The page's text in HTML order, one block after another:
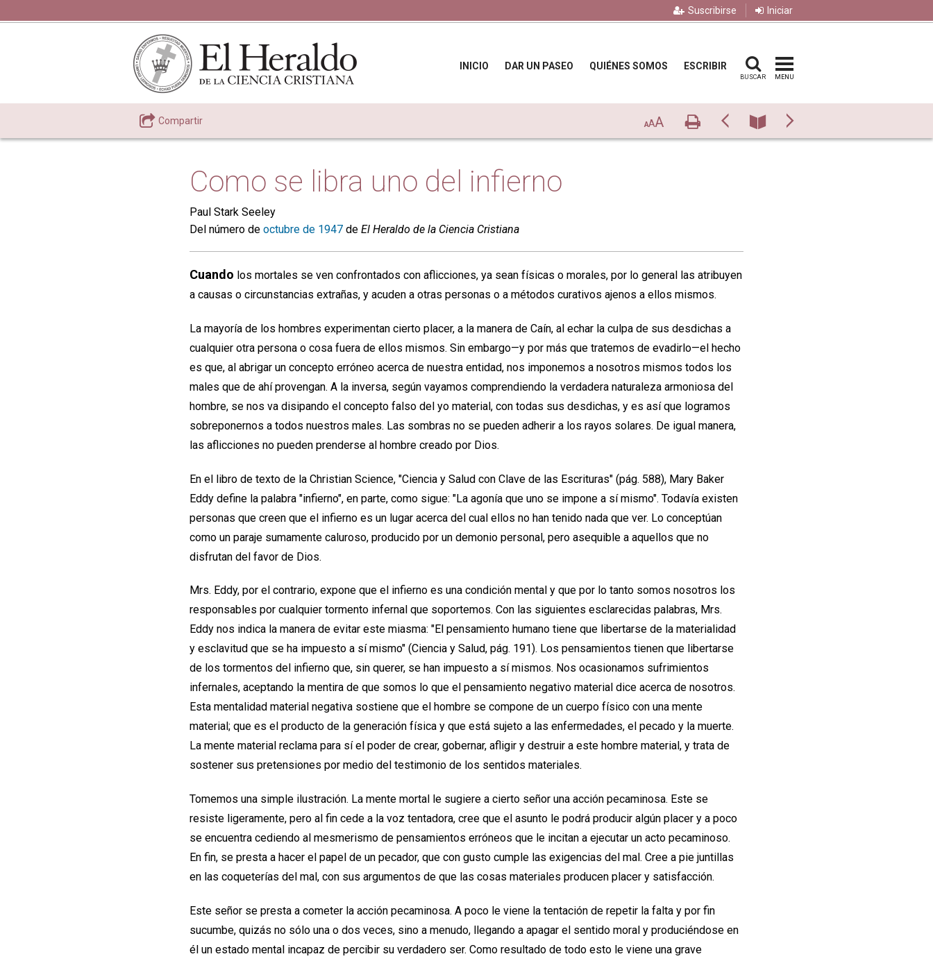
Suscribirse Iniciar
INICIO DAR UN PASEO QUIÉNES SOMOS ESCRIBIR
BUSCAR MENU
Compartir AAA ImprimirPrevio NúmeroSiguiente
Como se libra uno del infierno
Paul Stark Seeley
Del número de octubre de 1947 de El Heraldo de la Ciencia Cristiana
Cuando los mortales se ven confrontados con aflicciones, ya sean físicas o morales, por lo general las atribuyen
a causas o circunstancias extrañas, y acuden a otras personas o a métodos curativos ajenos a ellos mismos.
La mayoría de los hombres experimentan cierto placer, a la manera de Caín, al echar la culpa de sus desdichas a
cualquier otra persona o cosa fuera de ellos mismos. Sin embargo—y por más que tratemos de evadirlo—el hecho
es que, al abrigar un concepto erróneo acerca de nuestra entidad, nos imponemos a nosotros mismos todos los
males que de ahí provengan. A la inversa, según vayamos comprendiendo la verdadera naturaleza armoniosa del
hombre, se nos va disipando el concepto falso del yo material, con todas sus desdichas, y es así que logramos
sobreponernos a todos nuestros males. Las sombras no se pueden adherir a los rayos solares. De igual manera,
las aflicciones no pueden prenderse al hombre creado por Dios.
En el libro de texto de la Christian Science, "Ciencia y Salud con Clave de las Escrituras" (pág. 588), Mary Baker
Eddy define la palabra "infierno", en parte, como sigue: "La agonía que uno se impone a sí mismo". Todavía existen
personas que creen que el infierno es un lugar acerca del cual ellos no han tenido nada que ver. Lo conceptúan
como un paraje sumamente caluroso, producido por un demonio personal, pero asequible a aquellos que no
disfrutan del favor de Dios.
Mrs. Eddy, por el contrario, expone que el infierno es una condición mental y que por lo tanto somos nosotros los
responsables por cualquier tormento infernal que soportemos. Con las siguientes esclarecidas palabras, Mrs.
Eddy nos indica la manera de evitar este miasma: "El pensamiento humano tiene que libertarse de la materialidad
y esclavitud que se ha impuesto a sí mismo" (Ciencia y Salud, pág. 191). Los pensamientos tienen que libertarse
de los tormentos del infierno que, sin querer, se han impuesto a sí mismos. Nos ocasionamos sufrimientos
infernales, aceptando la mentira de que somos lo que el pensamiento negativo material dice acerca de nosotros.
Esta mentalidad material negativa sostiene que el hombre se compone de un cuerpo físico con una mente
material; que es el producto de la generación física y que está sujeto a las enfermedades, el pecado y la muerte.
La mente material reclama para sí el poder de crear, gobernar, afligir y destruir a este hombre material, y trata de
sostener sus pretensiones por medio del testimonio de los sentidos materiales.
Tomemos una simple ilustración. La mente mortal le sugiere a cierto señor una acción pecaminosa. Este se
resiste ligeramente, pero al fin cede a la voz tentadora, cree que el asunto le podrá producir algún placer y a poco
se encuentra cediendo al mesmerismo de pensamientos erróneos que le incitan a ejecutar un acto pecaminoso.
En fin, se presta a hacer el papel de un pecador, que con gusto cumple las exigencias del mal. Cree a pie juntillas
en las coqueterías del mal, con sus argumentos de que las cosas materiales producen placer y satisfacción.
Este señor se presta a cometer la acción pecaminosa. A poco le viene la tentación de repetir la falta y por fin
sucumbe, quizás no sólo una o dos veces, sino a menudo, llegando a apagar el sentido moral y produciéndose en
él un estado mental incapaz de percibir su verdadero ser. Como resultado de todo esto le viene una grave